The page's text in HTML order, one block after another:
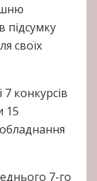
підсумку
своїх
конкурсів
15
7-го